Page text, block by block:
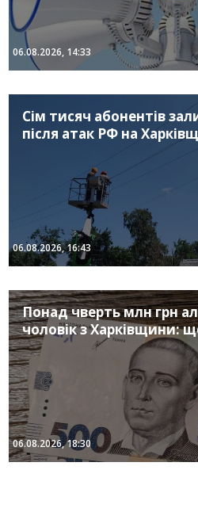
06.08.2026, 14:33
Сім тисяч абонентів
після атак РФ на
06.08.2026, 16:43
Понад чверть млн грн
чоловік з Харківщини:
06.08.2026, 18:30